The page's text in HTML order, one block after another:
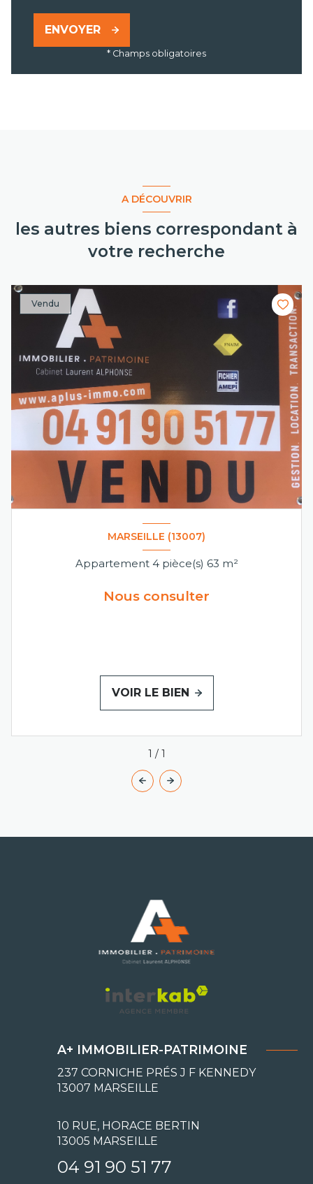
ENVOYER
* Champs obligatoires
A DÉCOUVRIR
les autres biens correspondant à
votre recherche
Vendu
MARSEILLE (13007)
Appartement 4 pièce(s) 63 m²
Nous consulter
VOIR LE BIEN
1 / 1
A+ IMMOBILIER-PATRIMOINE
237 CORNICHE PRÉS J F KENNEDY
13007 MARSEILLE
10 RUE, HORACE BERTIN
13005 MARSEILLE
04 91 90 51 77